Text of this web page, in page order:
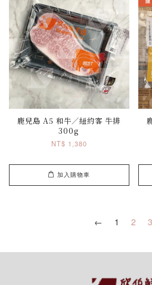
鹿兒島 A5 和牛／紐約客 牛排
300g
NT$ 1,380
加入購物車
← 1 2 3